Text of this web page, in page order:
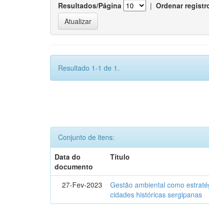
Resultados/Página | Ordenar
Resultado 1-1 de 1.
Conjunto de itens:
Data do
documento
Título
27-Fev-2023
Gestão ambiental como
cidades históricas sergipanas